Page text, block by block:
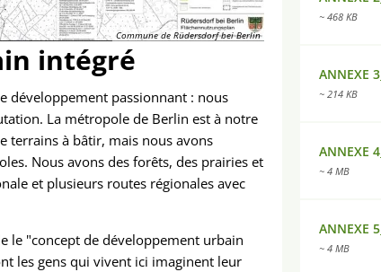
Commune de Rüdersdorf bei Berlin
intégré
développement passionnant : nous
La métropole de Berlin est à notre
terrains à bâtir, mais nous avons
Nous avons des forêts, des prairies et
et plusieurs routes régionales avec
le "concept de développement urbain
les gens qui vivent ici imaginent leur
~ 468 KB
~ 214 KB
~ 4 MB
~ 4 MB